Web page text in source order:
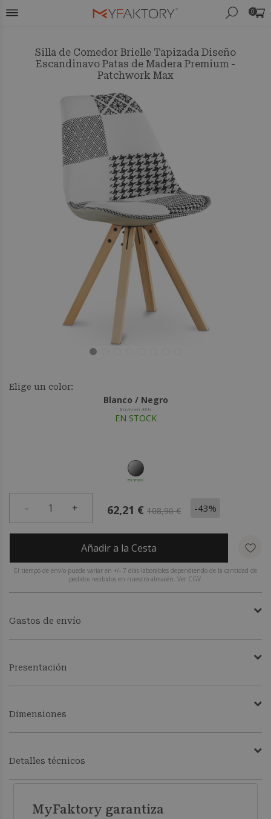
0
Silla de Comedor Brielle Tapizada Diseño
Escandinavo Patas de Madera Premium -
Patchwork Max
Elige un color:
Blanco / Negro
Envío en 48h
EN STOCK
EN STOCK
- 1 + 62,21 € 108,90 € -43%
Añadir a la Cesta
El tiempo de envío puede variar en +/- 7 días laborables dependiendo de la cantidad de
pedidos recibidos en nuestro almacén. Ver CGV.
Gastos de envío
Presentación
Dimensiones
Detalles técnicos
MyFaktory garantiza